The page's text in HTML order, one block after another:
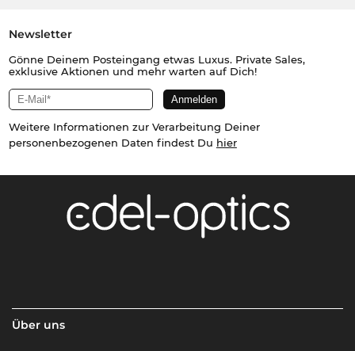
Newsletter
Gönne Deinem Posteingang etwas Luxus. Private Sales,
exklusive Aktionen und mehr warten auf Dich!
Weitere Informationen zur Verarbeitung Deiner
personenbezogenen Daten findest Du hier
Über uns